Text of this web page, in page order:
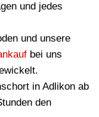
und jedes
und unsere
bei uns
in Adlikon ab
den